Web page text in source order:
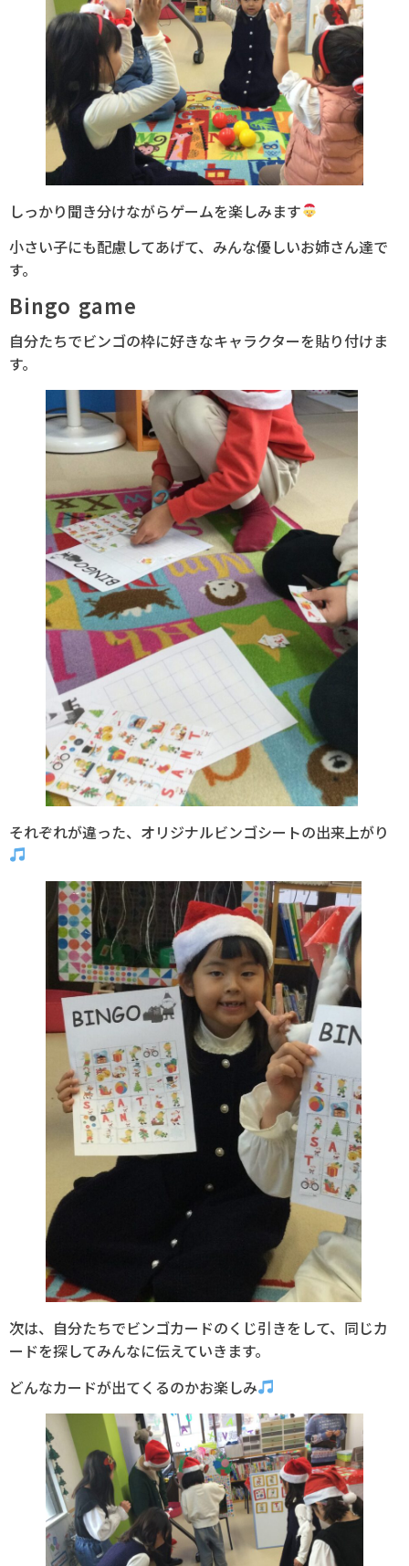
しっかり聞き分けながらゲームを楽しみます
小さい子にも配慮してあげて、みんな優しいお姉さん達で
す。
Bingo game
自分たちでビンゴの枠に好きなキャラクターを貼り付けま
す。
それぞれが違った、オリジナルビンゴシートの出来上がり
次は、自分たちでビンゴカードのくじ引きをして、同じカ
ードを探してみんなに伝えていきます。
どんなカードが出てくるのかお楽しみ